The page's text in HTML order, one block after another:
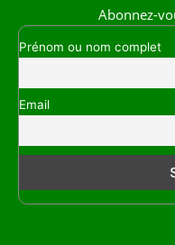
Abonnez-
Prénom ou nom complet
Email